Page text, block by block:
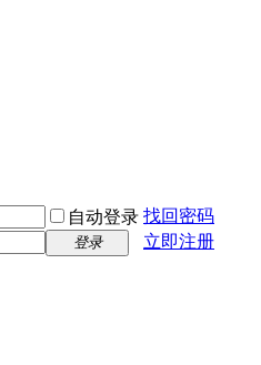
自动登录 找回密码
登录 立即注册